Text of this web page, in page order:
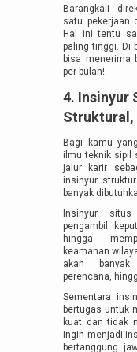
Barangkali
satu pekerjaan
Hal ini tentu
paling tinggi. Di
bisa menerima
per bulan!
4. Insinyur
Struktural,
Bagi kamu
ilmu teknik sipil
jalur karir
insinyur
banyak
Insinyur situs
pengambil
hingga
keamanan
akan banyak
perencana,
Sementara
bertugas untuk
kuat dan tidak
ingin menjadi
bertanggung